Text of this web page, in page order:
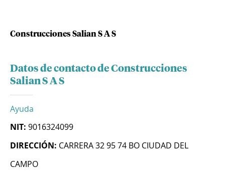
Construcciones Salian S A S
Datos de contacto de Construcciones
Salian S A S
Ayuda
NIT: 9016324099
DIRECCIÓN: CARRERA 32 95 74 BO CIUDAD DEL
CAMPO